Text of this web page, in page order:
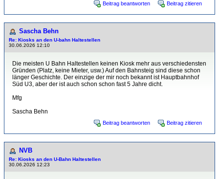
Beitrag beantworten Beitrag zitieren
Sascha Behn
Re: Kiosks an den U-bahn Haltestellen
30.06.2026 12:10
Die meisten U Bahn Haltestellen keinen Kiosk mehr aus verschiedensten
Gründen (Platz, keine Mieter, usw.) Auf den Bahnsteig sind diese schon
länger Geschichte. Der einzige der mir noch bekannt ist Hauptbahnhof
Süd U3, aber der ist auch schon schon fast 5 Jahre dicht.
Mfg
Sascha Behn
Beitrag beantworten Beitrag zitieren
NVB
Re: Kiosks an den U-Bahn Haltestellen
30.06.2026 12:23